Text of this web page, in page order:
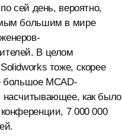
сей день, вероятно,
большим в мире
В целом
тоже, скорее
большое MCAD-
насчитывающее, как было
7 000 000